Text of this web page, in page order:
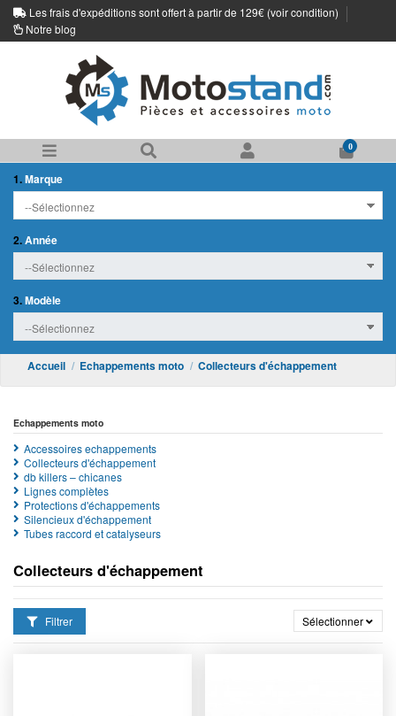
Les frais d'expéditions sont offert à partir de 129€ (voir condition)
Notre blog
0
1.Marque
2.Année
3.Modèle
Accueil Echappements moto Collecteurs d'échappement
Collecteurs d'échappement
Filtrer Sélectionner
Echappements moto
Accessoires echappements
Collecteurs d'échappement
db killers – chicanes
Lignes complètes
Protections d'échappements
Silencieux d'échappement
Tubes raccord et catalyseurs